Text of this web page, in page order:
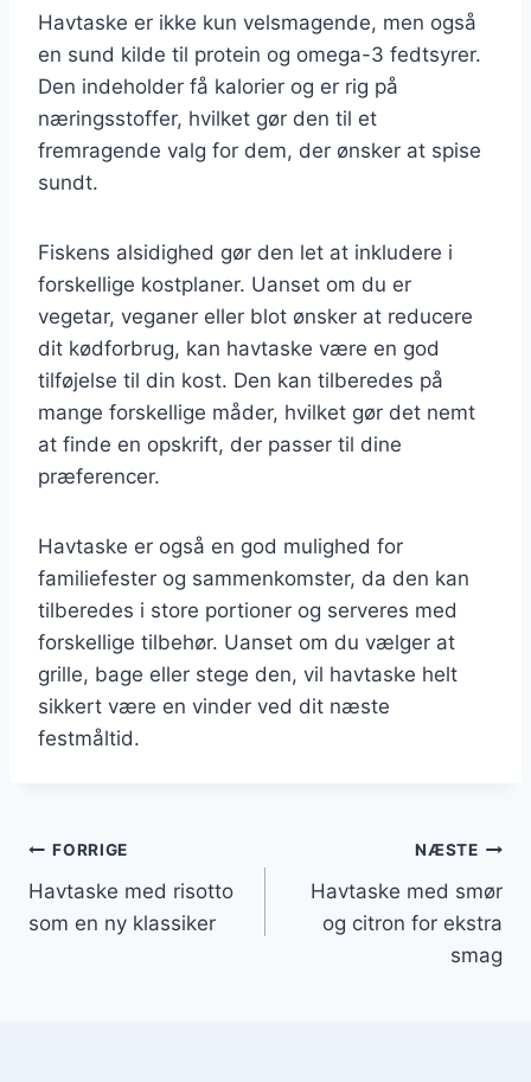
Havtaske er ikke kun velsmagende, men også
en sund kilde til protein og omega-3 fedtsyrer.
Den indeholder få kalorier og er rig på
næringsstoffer, hvilket gør den til et
fremragende valg for dem, der ønsker at spise
sundt.
Fiskens alsidighed gør den let at inkludere i
forskellige kostplaner. Uanset om du er
vegetar, veganer eller blot ønsker at reducere
dit kødforbrug, kan havtaske være en god
tilføjelse til din kost. Den kan tilberedes på
mange forskellige måder, hvilket gør det nemt
at finde en opskrift, der passer til dine
præferencer.
Havtaske er også en god mulighed for
familiefester og sammenkomster, da den kan
tilberedes i store portioner og serveres med
forskellige tilbehør. Uanset om du vælger at
grille, bage eller stege den, vil havtaske helt
sikkert være en vinder ved dit næste
festmåltid.
Indlægsnavigation
FORRIGE
Havtaske med risotto
som en ny klassiker
NÆSTE
Havtaske med smør
og citron for ekstra
smag